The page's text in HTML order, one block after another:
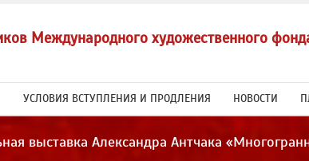
Международного художественного
УСЛОВИЯ ВСТУПЛЕНИЯ И ПРОДЛЕНИЯ НОВОСТИ
выставка Александра Антчака